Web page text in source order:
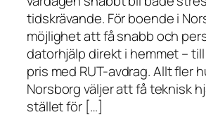
tidskrävande. För boende i
möjlighet att få snabb och
datorhjälp direkt i hemmet –
pris med RUT-avdrag. Allt fler
Norsborg väljer att få teknisk
stället för […]